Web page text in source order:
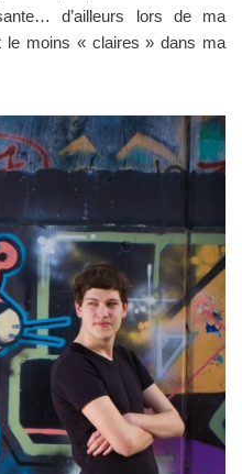
d’ailleurs lors de ma
le moins « claires » dans ma